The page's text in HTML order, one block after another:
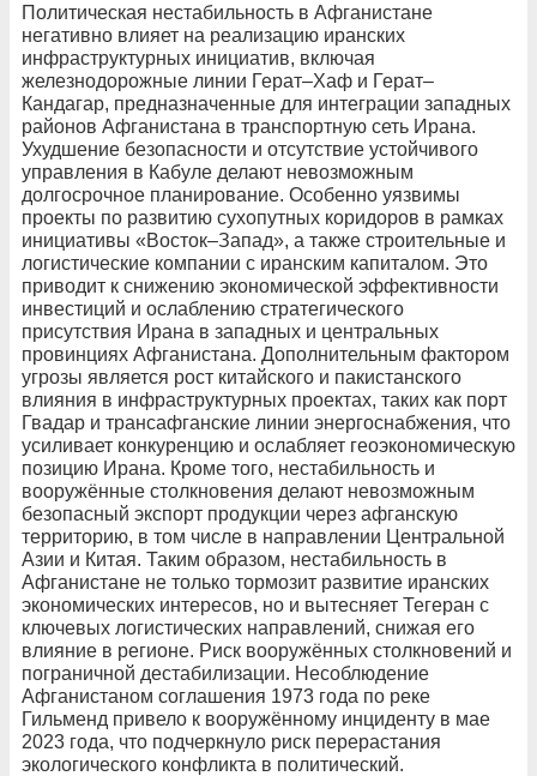
Политическая нестабильность в Афганистане
негативно влияет на реализацию иранских
инфраструктурных инициатив, включая
железнодорожные линии Герат–Хаф и Герат–
Кандагар, предназначенные для интеграции западных
районов Афганистана в транспортную сеть Ирана.
Ухудшение безопасности и отсутствие устойчивого
управления в Кабуле делают невозможным
долгосрочное планирование. Особенно уязвимы
проекты по развитию сухопутных коридоров в рамках
инициативы «Восток–Запад», а также строительные и
логистические компании с иранским капиталом. Это
приводит к снижению экономической эффективности
инвестиций и ослаблению стратегического
присутствия Ирана в западных и центральных
провинциях Афганистана. Дополнительным фактором
угрозы является рост китайского и пакистанского
влияния в инфраструктурных проектах, таких как порт
Гвадар и трансафганские линии энергоснабжения, что
усиливает конкуренцию и ослабляет геоэкономическую
позицию Ирана. Кроме того, нестабильность и
вооружённые столкновения делают невозможным
безопасный экспорт продукции через афганскую
территорию, в том числе в направлении Центральной
Азии и Китая. Таким образом, нестабильность в
Афганистане не только тормозит развитие иранских
экономических интересов, но и вытесняет Тегеран с
ключевых логистических направлений, снижая его
влияние в регионе. Риск вооружённых столкновений и
пограничной дестабилизации. Несоблюдение
Афганистаном соглашения 1973 года по реке
Гильменд привело к вооружённому инциденту в мае
2023 года, что подчеркнуло риск перерастания
экологического конфликта в политический.